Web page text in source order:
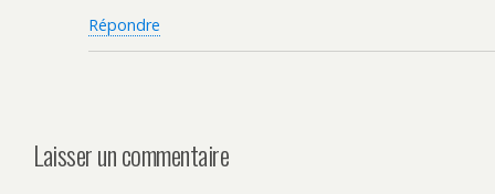
Répondre
Laisser un commentaire